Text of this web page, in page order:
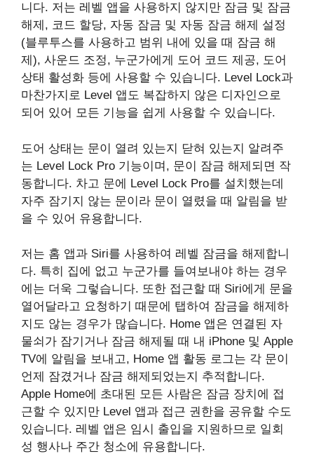
니다. 저는 레벨 앱을 사용하지 않지만 잠금 및 잠금
해제, 코드 할당, 자동 잠금 및 자동 잠금 해제 설정
(블루투스를 사용하고 범위 내에 있을 때 잠금 해
제), 사운드 조정, 누군가에게 도어 코드 제공, 도어
상태 활성화 등에 사용할 수 있습니다. Level Lock과
마찬가지로 Level 앱도 복잡하지 않은 디자인으로
되어 있어 모든 기능을 쉽게 사용할 수 있습니다.
도어 상태는 문이 열려 있는지 닫혀 있는지 알려주
는 Level Lock Pro 기능이며, 문이 잠금 해제되면 작
동합니다. 차고 문에 Level Lock Pro를 설치했는데
자주 잠기지 않는 문이라 문이 열렸을 때 알림을 받
을 수 있어 유용합니다.
저는 홈 앱과 ‌Siri‌를 사용하여 레벨 잠금을 해제합니
다. 특히 집에 없고 누군가를 들여보내야 하는 경우
에는 더욱 그렇습니다. 또한 접근할 때 ‌Siri‌에게 문을
열어달라고 요청하기 때문에 탭하여 잠금을 해제하
지도 않는 경우가 많습니다. Home 앱은 연결된 자
물쇠가 잠기거나 잠금 해제될 때 내 iPhone 및 Apple
TV에 ​​알림을 보내고, Home 앱 활동 로그는 각 문이
언제 잠겼거나 잠금 해제되었는지 추적합니다.
Apple Home에 초대된 모든 사람은 잠금 장치에 접
근할 수 있지만 Level 앱과 접근 권한을 공유할 수도
있습니다. 레벨 앱은 임시 출입을 지원하므로 일회
성 행사나 주간 청소에 유용합니다.